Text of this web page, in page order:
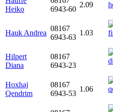
Heiko
6943-60
2.09
Hauk Andrea
08167
6943-63
1.03
Hilpert
Diana
08167
6943-23
Hoxhaj
Qendrim
08167
6943-53
1.06